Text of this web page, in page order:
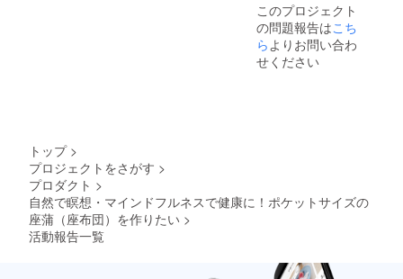
このプロジェクト
の問題報告はこち
らよりお問い合わ
せください
トップ >
プロジェクトをさがす >
プロダクト >
自然で瞑想・マインドフルネスで健康に！ポケットサイズの
座蒲（座布団）を作りたい >
活動報告一覧